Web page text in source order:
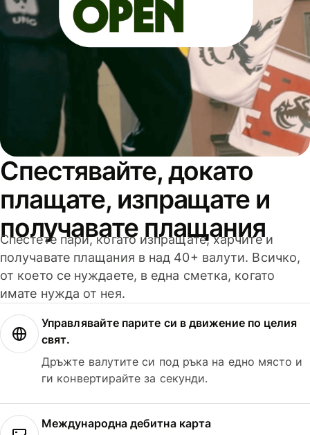
Спестявайте, докато
плащате, изпращате и
получавате плащания
Спестете пари, когато изпращате, харчите и
получавате плащания в над 40+ валути. Всичко,
от което се нуждаете, в една сметка, когато
имате нужда от нея.
Управлявайте парите си в движение по целия
свят.
Дръжте валутите си под ръка на едно място и
ги конвертирайте за секунди.
Международна дебитна карта